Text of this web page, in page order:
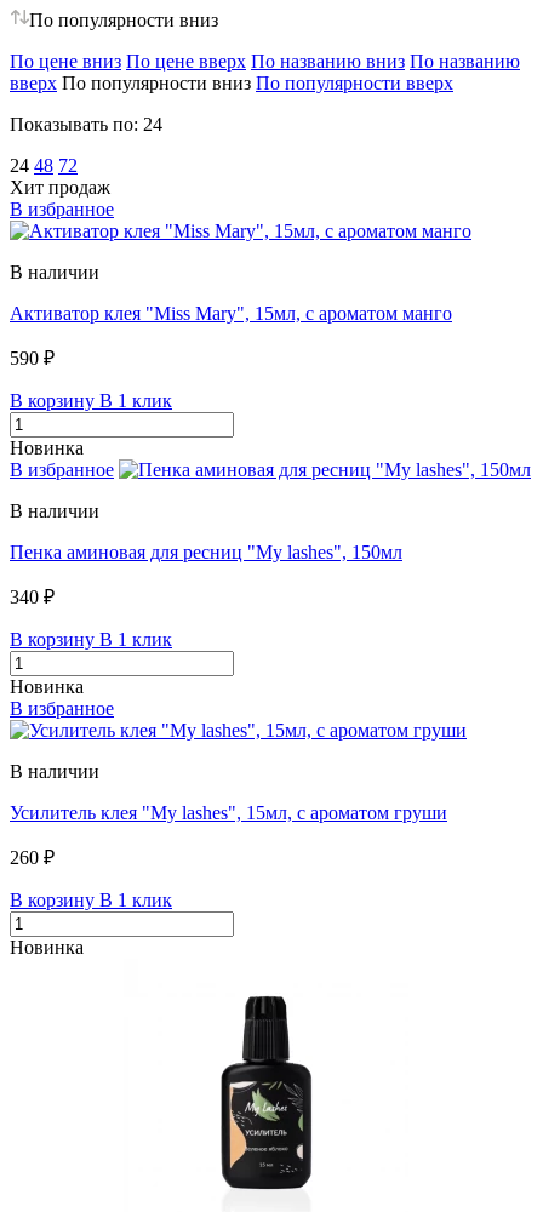
По популярности вниз
По цене вниз По цене вверх По названию вниз По названию
вверх По популярности вниз По популярности вверх
Показывать по: 24
24 48 72
Хит продаж
В избранное
В наличии
Активатор клея "Miss Mary", 15мл, c ароматом манго
590 ₽
В корзину В 1 клик
Новинка
В избранное
В наличии
Пенка аминовая для ресниц "My lashes", 150мл
340 ₽
В корзину В 1 клик
Новинка
В избранное
В наличии
Усилитель клея "My lashes", 15мл, с ароматом груши
260 ₽
В корзину В 1 клик
Новинка